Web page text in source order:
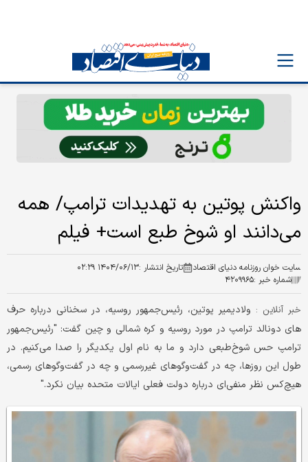
واکنش پوتین به تهدیدات ترامپ/ همه
می‌دانند او شوخ طبع است+ فیلم
سایت خوان روزنامه دنیای اقتصاد تاریخ انتشار :۱۴۰۴/۰۶/۱۳ ۰۲:۲۹
شماره خبر :۴۲۰۹۹۶۵
خبر آنلاین : ولادیمیر پوتین، رئیس‌جمهور روسیه، در سخنانی درباره حرف
های دونالد ترامپ در مورد روسیه و کره شمالی و چین گفت: "رئیس‌جمهور
ترامپ حس شوخ‌طبعی دارد و ما به نام اول یکدیگر را صدا می‌کنیم. در
طول این روزها، چه در گفت‌وگوهای غیررسمی و چه در گفت‌وگوهای رسمی،
هیچ‌کس نظر منفی‌ای درباره دولت فعلی ایالات متحده بیان نکرد."